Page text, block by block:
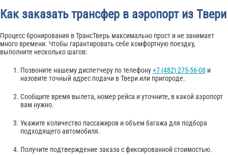
Как заказать трансфер в аэропорт из Твери
Процесс бронирования в ТрансТверь максимально прост и не занимает
много времени. Чтобы гарантировать себе комфортную поездку,
выполните несколько шагов:
Позвоните нашему диспетчеру по телефону+7 (482) 275-56-08 и
назовите точный адрес подачи в Твери или пригороде.
Сообщите время вылета, номер рейса и уточните, в какой аэропорт
вам нужно.
Укажите количество пассажиров и объем багажа для подбора
подходящего автомобиля.
Получите подтверждение заказа с фиксированной стоимостью.